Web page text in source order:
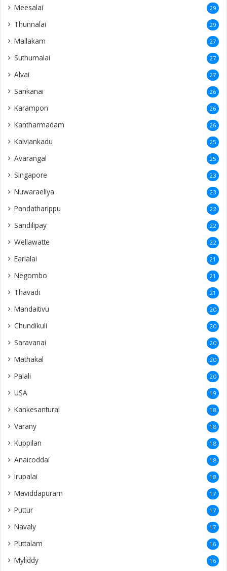
Meesalai 29
Thunnalai 29
Mallakam 27
Suthumalai 27
Alvai 27
Sankanai 26
Karampon 26
Kantharmadam 26
Kalviankadu 25
Avarangal 25
Singapore 23
Nuwaraeliya 23
Pandatharippu 22
Sandilipay 22
Wellawatte 22
Earlalai 21
Negombo 21
Thavadi 21
Mandaitivu 20
Chundikuli 20
Saravanai 20
Mathakal 20
Palali 20
USA 19
Kankesanturai 18
Varany 18
Kuppilan 18
Anaicoddai 18
Irupalai 18
Maviddapuram 17
Puttur 17
Navaly 17
Puttalam 16
Myliddy 16